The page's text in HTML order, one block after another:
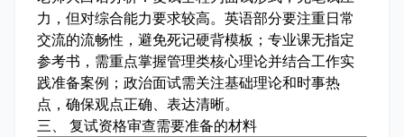
力，但对综合能力要求较高。英语部分要注重日常
交流的流畅性，避免死记硬背模板；专业课无指定
参考书，需重点掌握管理类核心理论并结合工作实
践准备案例；政治面试需关注基础理论和时事热
点，确保观点正确、表达清晰。
三、 复试资格审查需要准备的材料